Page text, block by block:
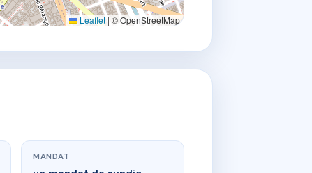
Leaflet | © OpenStreetMap
MANDAT